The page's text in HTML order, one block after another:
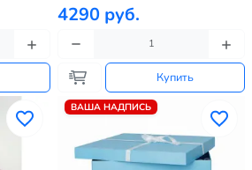
4290 руб.
Купить
ВАША НАДПИСЬ